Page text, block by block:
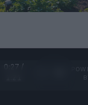
0:28 /